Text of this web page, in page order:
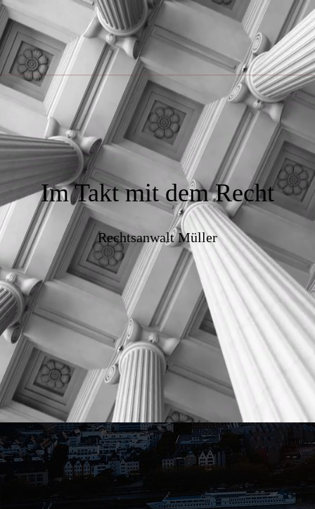
Im Takt mit dem Recht
Rechtsanwalt Müller